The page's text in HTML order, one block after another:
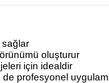
sağlar
oluşturur
için idealdir
de profesyonel